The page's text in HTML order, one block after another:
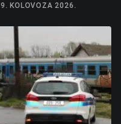
9. KOLOVOZA 2026.